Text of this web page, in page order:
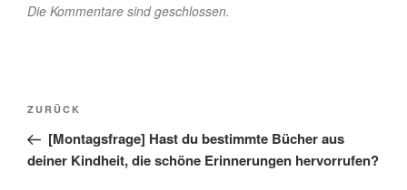
Die Kommentare sind geschlossen.
Beitragsnavigation
Vorheriger
Beitrag
ZURÜCK
[Montagsfrage] Hast du bestimmte Bücher aus
deiner Kindheit, die schöne Erinnerungen hervorrufen?